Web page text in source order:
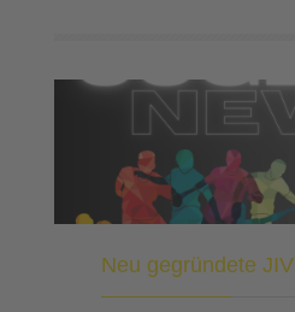
Neu gegründete JIV